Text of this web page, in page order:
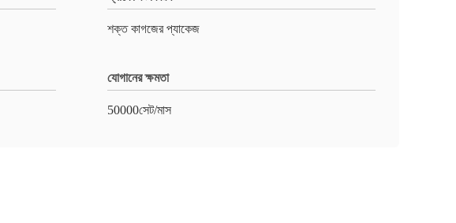
শক্ত কাগজের প্যাকেজ
যোগানের ক্ষমতা
50000সেট/মাস